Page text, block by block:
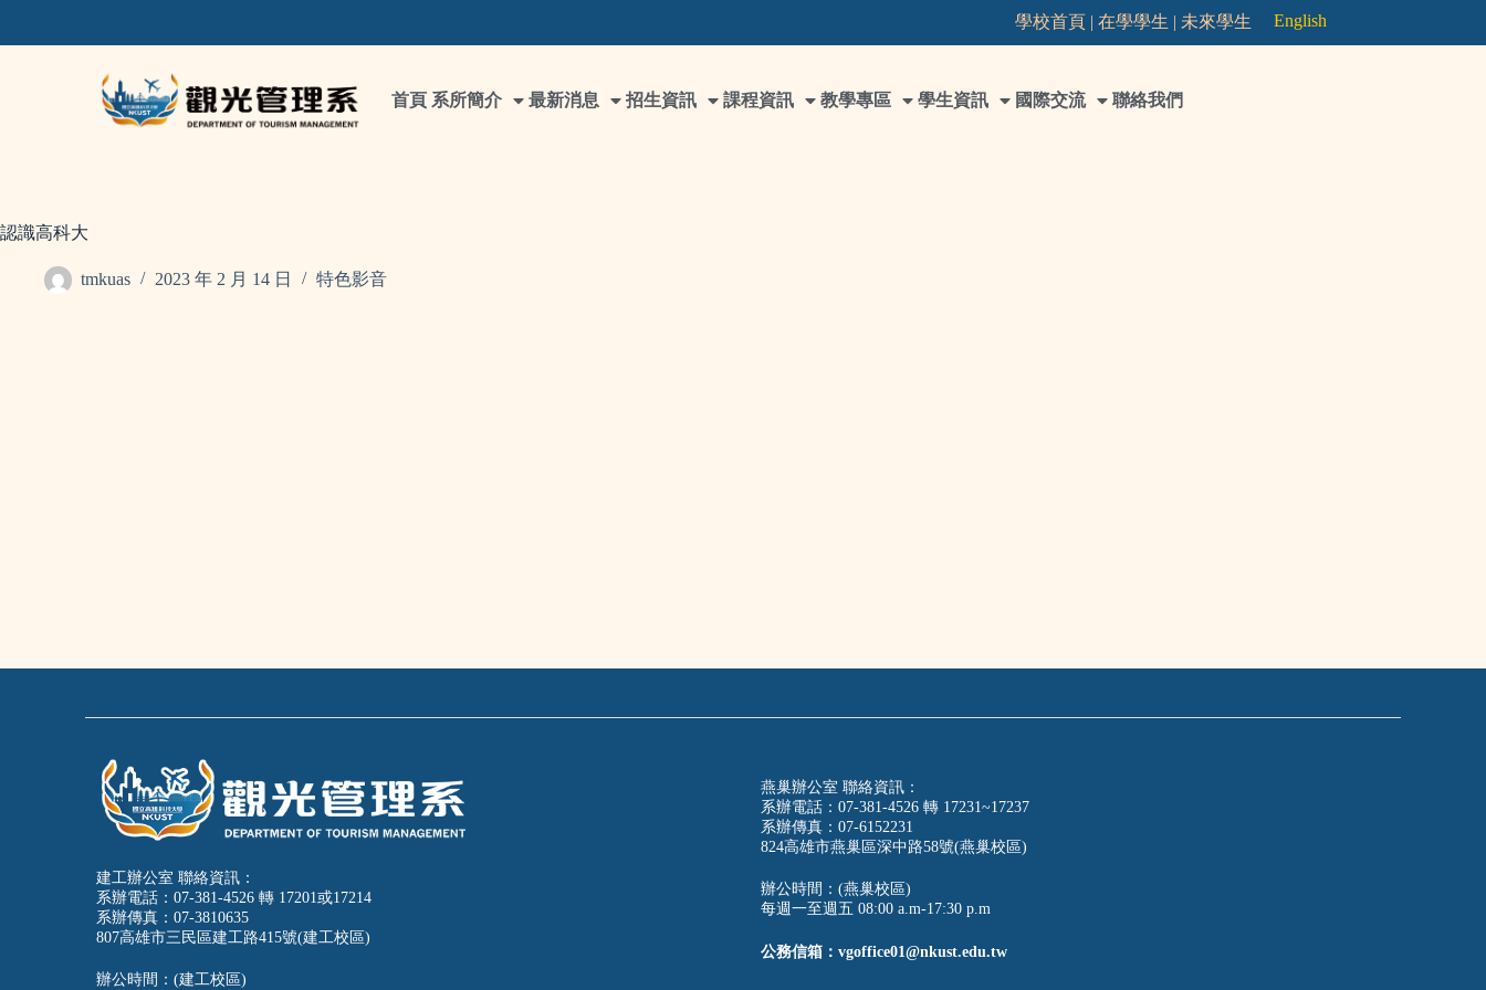
學校首頁 |在學學生 | 未來學生 English
首頁 系所簡介 最新消息 招生資訊 課程資訊 教學專區 學生資訊 國際交流 聯絡我們
認識高科大
tmkuas 2023 年 2 月 14 日 特色影音
建工辦公室 聯絡資訊：
系辦電話：07-381-4526 轉 17201或17214
系辦傳真：07-3810635
807高雄市三民區建工路415號(建工校區)
辦公時間：(建工校區)
燕巢辦公室 聯絡資訊：
系辦電話：07-381-4526 轉 17231~17237
系辦傳真：07-6152231
824高雄市燕巢區深中路58號(燕巢校區)
辦公時間：(燕巢校區)
每週一至週五 08:00 a.m-17:30 p.m
公務信箱：vgoffice01@nkust.edu.tw